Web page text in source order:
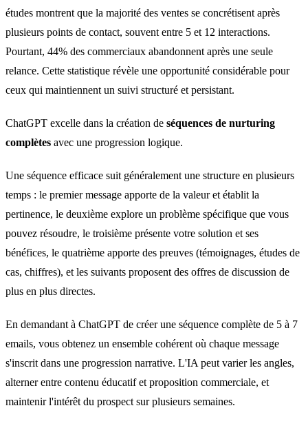
études montrent que la majorité des ventes se concrétisent après
plusieurs points de contact, souvent entre 5 et 12 interactions.
Pourtant, 44% des commerciaux abandonnent après une seule
relance. Cette statistique révèle une opportunité considérable pour
ceux qui maintiennent un suivi structuré et persistant.
ChatGPT excelle dans la création de séquences de nurturing
complètes avec une progression logique.
Une séquence efficace suit généralement une structure en plusieurs
temps : le premier message apporte de la valeur et établit la
pertinence, le deuxième explore un problème spécifique que vous
pouvez résoudre, le troisième présente votre solution et ses
bénéfices, le quatrième apporte des preuves (témoignages, études de
cas, chiffres), et les suivants proposent des offres de discussion de
plus en plus directes.
En demandant à ChatGPT de créer une séquence complète de 5 à 7
emails, vous obtenez un ensemble cohérent où chaque message
s'inscrit dans une progression narrative. L'IA peut varier les angles,
alterner entre contenu éducatif et proposition commerciale, et
maintenir l'intérêt du prospect sur plusieurs semaines.